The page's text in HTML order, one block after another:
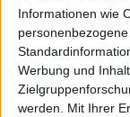
Informationen wie
Werbung und
werden.
Mit Ihrer
Alexander Trust,
redspotgames
Shoot ‚em up
soll Effekte und
Konsole einen